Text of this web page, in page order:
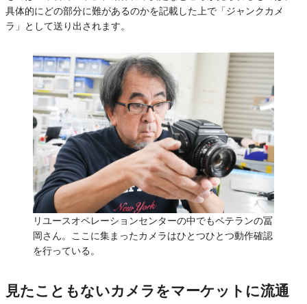
具体的にどの部分に難があるのかを記載した上で「ジャンクカメ
ラ」として送り出されます。
リユースオペレーションセンターの中でもベテランの冨
岡さん。ここに集まったカメラはひとつひとつ動作確認
を行っている。
見たこともないカメラをマーケットに流通